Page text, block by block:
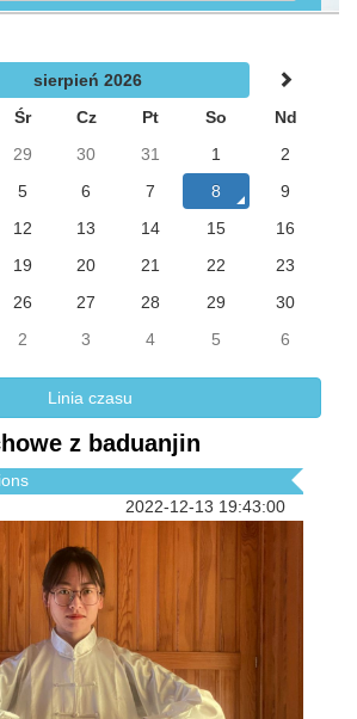
sierpień 2026
Śr Cz Pt So
Nd
29 30 31 1
2
5 6 7 8
9
12 13 14 15
16
19 20 21 22
23
26 27 28 29
30
2 3 4 5 6
Linia czasu
z baduanjin
2022-12-13 19:43:00